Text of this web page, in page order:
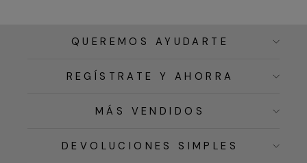
QUEREMOS AYUDARTE
REGÍSTRATE Y AHORRA
MÁS VENDIDOS
DEVOLUCIONES SIMPLES